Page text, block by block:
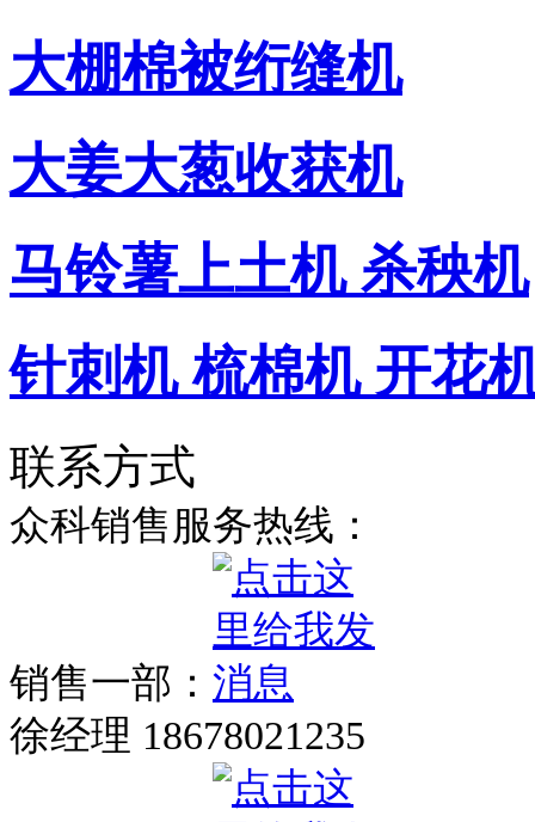
大棚棉被绗缝机
大姜大葱收获机
马铃薯上土机 杀秧机
针刺机 梳棉机 开花
联系方式
众科销售服务热线：
销售一部：
徐经理 18678021235